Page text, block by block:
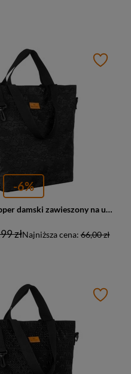
-6%
Duży, czarny shopper damski zawieszony na uchwytach i regulowanym pasku - Rovicky
Najniższa cena:66,00 zł
zł